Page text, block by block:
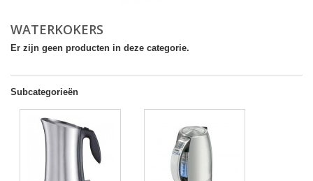
WATERKOKERS
Er zijn geen producten in deze categorie.
Subcategorieën